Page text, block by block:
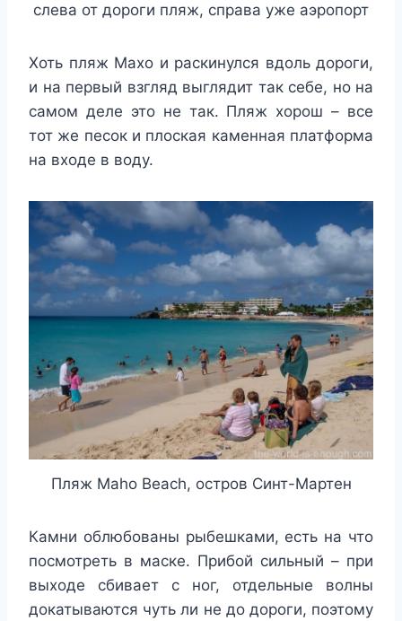
слева от дороги пляж, справа уже аэропорт
Хоть пляж Махо и раскинулся вдоль дороги,
и на первый взгляд выглядит так себе, но на
самом деле это не так. Пляж хорош – все
тот же песок и плоская каменная платформа
на входе в воду.
Пляж Maho Beach, остров Синт-Мартен
Камни облюбованы рыбешками, есть на что
посмотреть в маске. Прибой сильный – при
выходе сбивает с ног, отдельные волны
докатываются чуть ли не до дороги, поэтому